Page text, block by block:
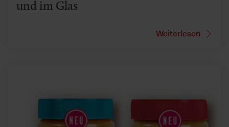
und im Glas
Weiterlesen